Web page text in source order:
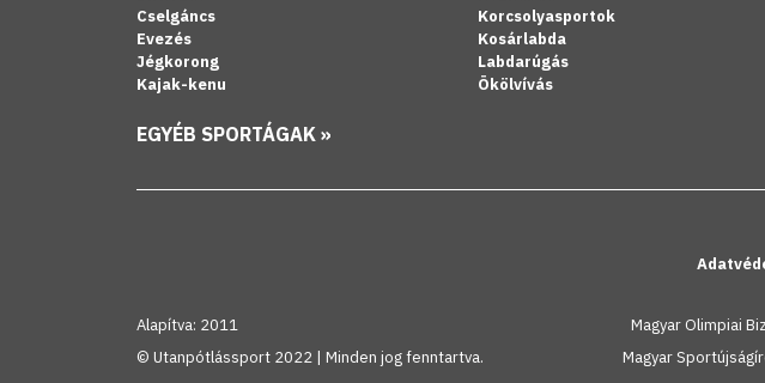
Cselgáncs
Evezés
Jégkorong
Kajak-kenu
Korcsolyasportok
Kosárlabda
Labdarúgás
Ökölvívás
EGYÉB SPORTÁGAK »
Alapítva: 2011
© Utanpótlássport 2022 | Minden jog fenntartva.
Magyar Olimpiai
Magyar